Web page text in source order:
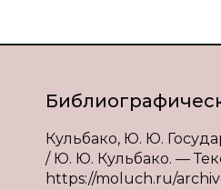
Кульбако, Ю. Ю.
/ Ю. Ю. Кульбако. —
https://moluch.ru/